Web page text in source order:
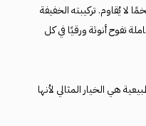
لا يُقاوم. تركيبته الخفيفة
تفوح أنوثة ورقيًا في كل
هي الخيار المثالي لأنها